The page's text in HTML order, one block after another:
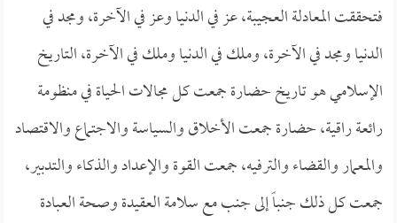
فتحققت المعادلة العجيبة، عز في الدنيا وعز في الآخرة، ومجد في
الدنيا ومجد في الآخرة، وملك في الدنيا وملك في الآخرة، التاريخ
الإسلامي هو تاريخ حضارة جمعت كل مجالات الحياة في منظومة
رائعة راقية، حضارة جمعت الأخلاق والسياسة والاجتماع والاقتصاد
والمعمار والقضاء والترفيه، جمعت القوة والإعداد والذكاء والتدبير،
جمعت كل ذلك جنباً إلى جنب مع سلامة العقيدة وصحة العبادة